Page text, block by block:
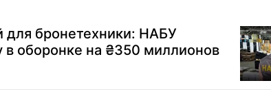
для бронетехники: НАБУ
в оборонке на ₴350 миллионов